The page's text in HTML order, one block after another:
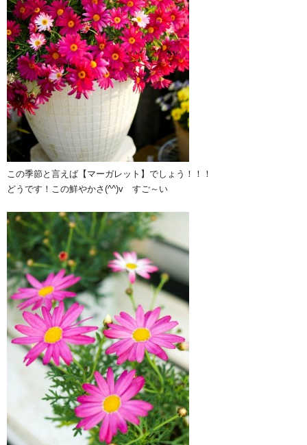
この季節と言えば【マーガレット】でしょう！！！
どうです！この鮮やかさ(^^)v すご～い